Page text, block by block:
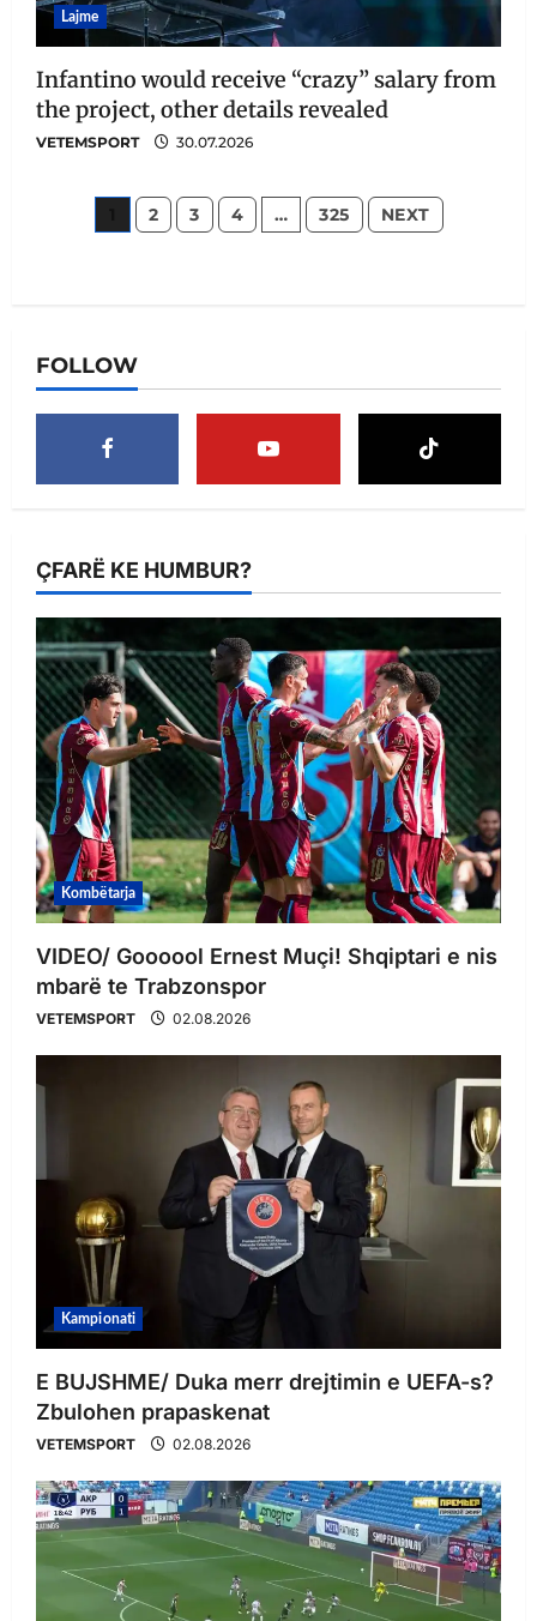
Lajme
Infantino would receive “crazy” salary from
the project, other details revealed
VETEMSPORT 30.07.2026
2 3 4 … 325 NEXT
FOLLOW
ÇFARË KE HUMBUR?
Kombëtarja
VIDEO/ Goooool Ernest Muçi! Shqiptari e nis
mbarë te Trabzonspor
VETEMSPORT 02.08.2026
Kampionati
E BUJSHME/ Duka merr drejtimin e UEFA-s?
Zbulohen prapaskenat
VETEMSPORT 02.08.2026